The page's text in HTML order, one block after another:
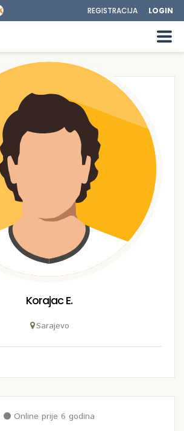
REGISTRACIJA LOGIN
Korajac E.
Sarajevo
Online prije 6 godina